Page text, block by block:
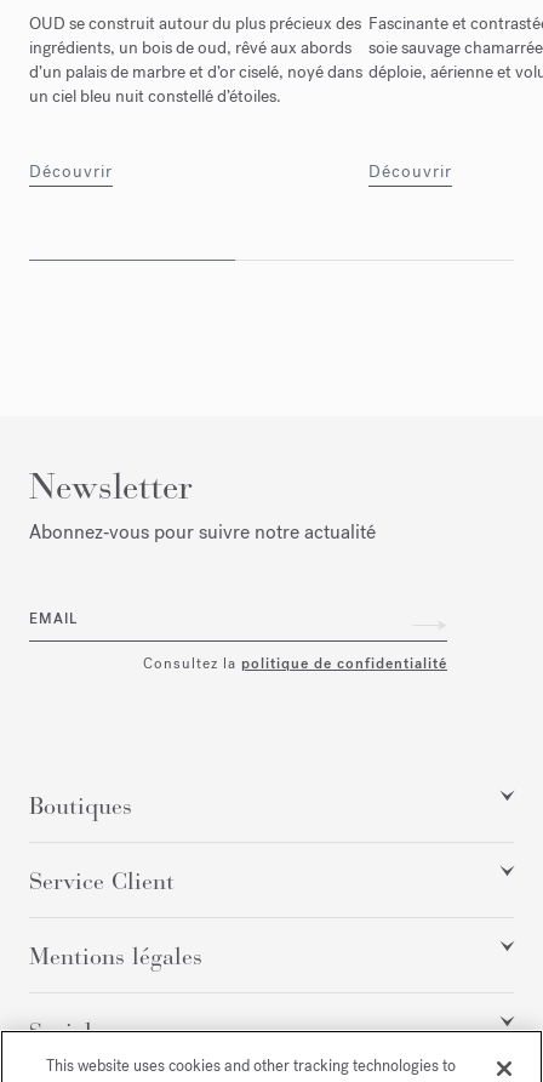
OUD se construit autour du plus précieux des
ingrédients, un bois de oud, rêvé aux abords
d’un palais de marbre et d’or ciselé, noyé dans
un ciel bleu nuit constellé d’étoiles.
Découvrir
Fascinante et
soie sauvage
déploie, aérienne et
Découvrir
Newsletter
Abonnez‑vous pour suivre notre actualité
EMAIL
Consultez la politique de confidentialité
Boutiques
Service Client
Mentions légales
Social
This website uses cookies and other tracking technologies to